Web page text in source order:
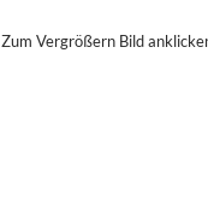
Zum Vergrößern Bild